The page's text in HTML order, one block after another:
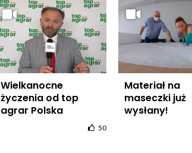
Wielkanocne
życzenia od top
agrar Polska
50
Materiał na
maseczki już
wysłany!